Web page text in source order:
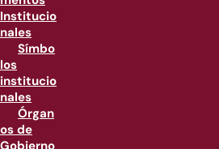
Institucio
nales
Símbo
los
institucio
nales
Órgan
os de
Gobierno